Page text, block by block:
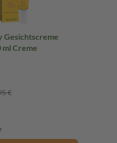
Gesichtscreme
ml Creme
€